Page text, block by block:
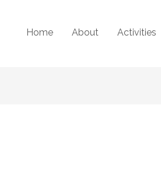
Home About Activities